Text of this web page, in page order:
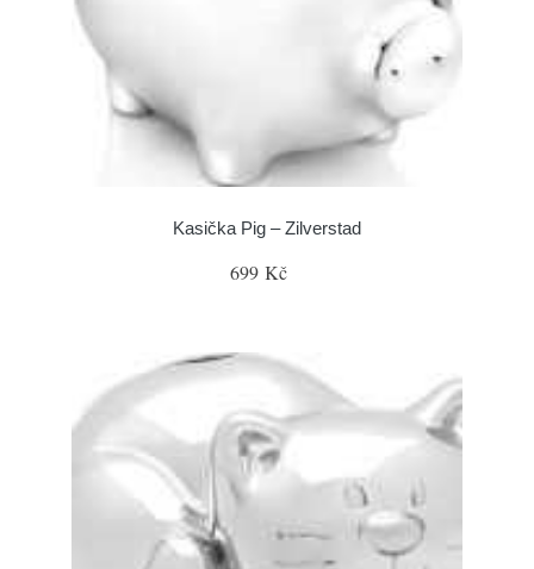
Kasička Pig – Zilverstad
699 Kč